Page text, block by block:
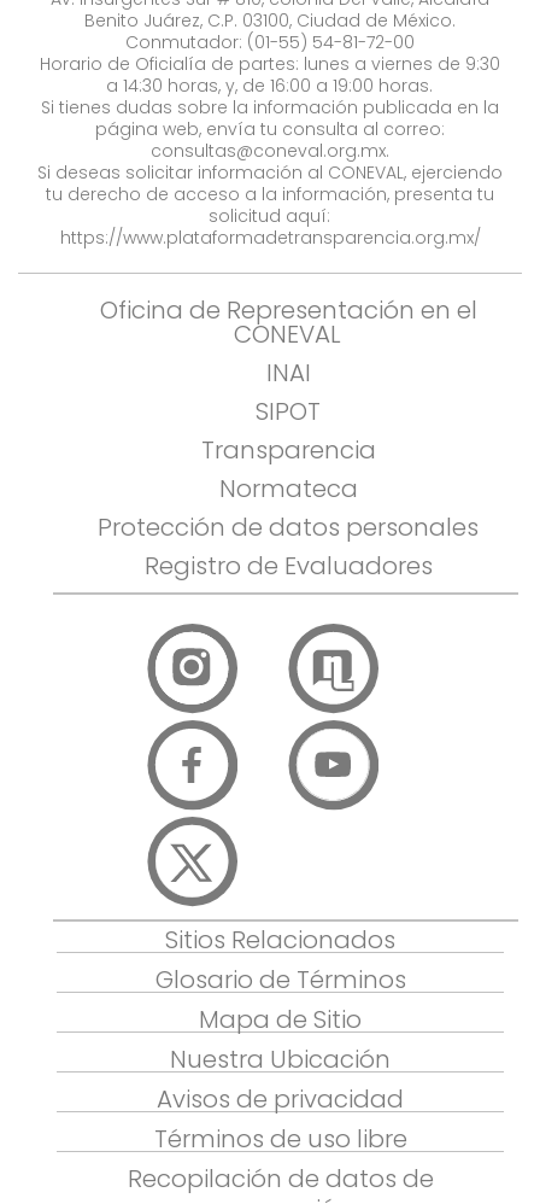
Benito Juárez, C.P. 03100, Ciudad de México.
Conmutador: (01-55) 54-81-72-00
Horario de Oficialía de partes: lunes a viernes de 9:30
a 14:30 horas, y, de 16:00 a 19:00 horas.
Si tienes dudas sobre la información publicada en la
página web, envía tu consulta al correo:
consultas@coneval.org.mx.
Si deseas solicitar información al CONEVAL, ejerciendo
tu derecho de acceso a la información, presenta tu
solicitud aquí:
https://www.plataformadetransparencia.org.mx/
Oficina de Representación en el
CONEVAL
INAI
SIPOT
Transparencia
Normateca
Protección de datos personales
Registro de Evaluadores
Sitios Relacionados
Glosario de Términos
Mapa de Sitio
Nuestra Ubicación
Avisos de privacidad
Términos de uso libre
Recopilación de datos de